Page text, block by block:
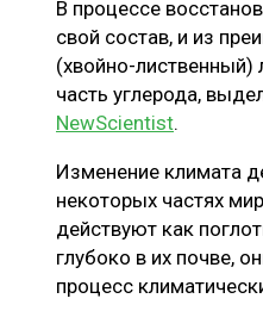
ЛОГИСТИКА
ПРОИЗВОДСТВО
ЭКСПЕРТНОЕ
В процессе
свой состав, и из
(хвойно-лиственный)
часть углерода,
NewScientist.
Изменение климата
некоторых частях
действуют как
глубоко в их почве,
процесс